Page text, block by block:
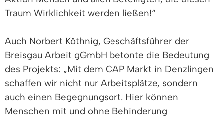
Traum Wirklichkeit werden ließen!“
Auch Norbert Köthnig, Geschäftsführer der
Breisgau Arbeit gGmbH betonte die Bedeutung
des Projekts: „Mit dem CAP Markt in Denzlingen
schaffen wir nicht nur Arbeitsplätze, sondern
auch einen Begegnungsort. Hier können
Menschen mit und ohne Behinderung